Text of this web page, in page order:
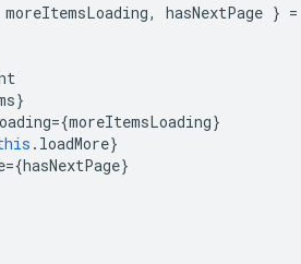
moreItemsLoading, hasNextPage } =
}
={moreItemsLoading}
. loadMore}
={hasNextPage}